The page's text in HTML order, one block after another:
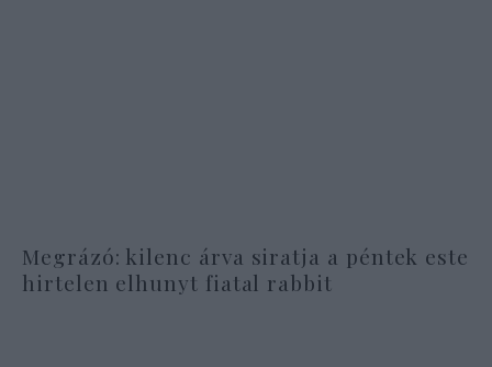
Megrázó: kilenc árva siratja a péntek este
hirtelen elhunyt fiatal rabbit